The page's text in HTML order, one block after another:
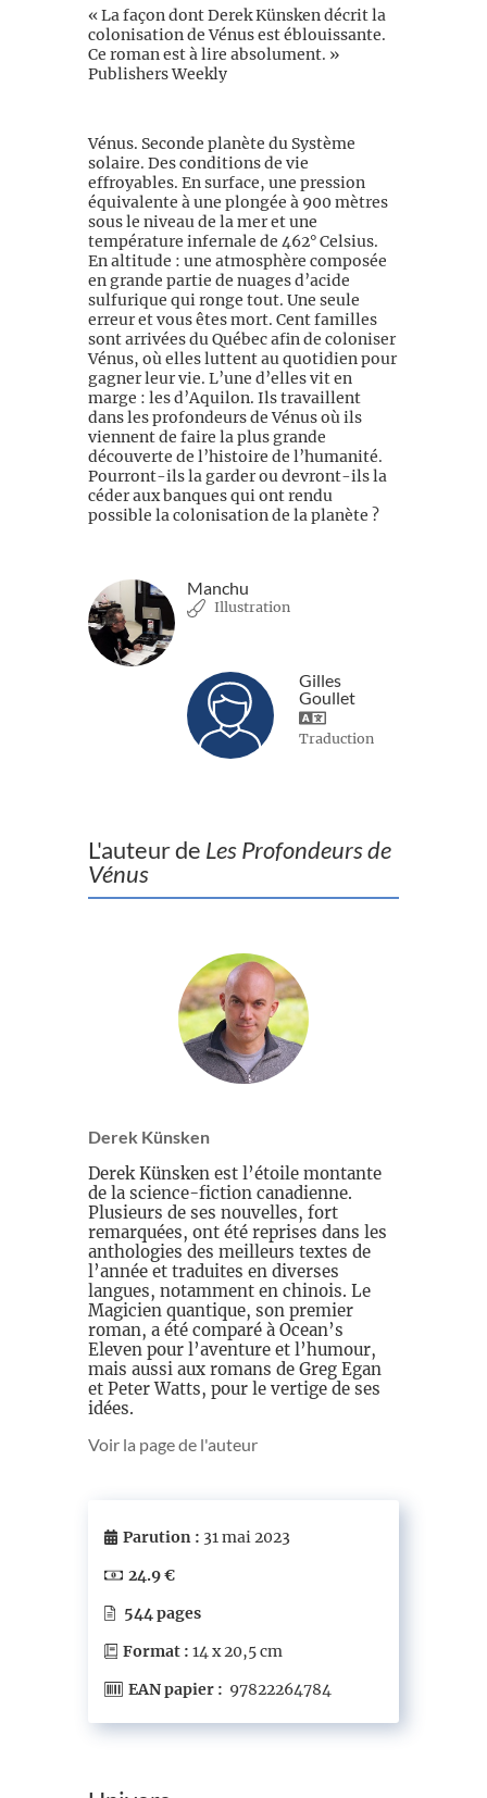
« La façon dont Derek Künsken décrit la
colonisation de Vénus est éblouissante.
Ce roman est à lire absolument. »
Publishers Weekly
Vénus. Seconde planète du Système
solaire. Des conditions de vie
effroyables. En surface, une pression
équivalente à une plongée à 900 mètres
sous le niveau de la mer et une
température infernale de 462° Celsius.
En altitude : une atmosphère composée
en grande partie de nuages d’acide
sulfurique qui ronge tout. Une seule
erreur et vous êtes mort. Cent familles
sont arrivées du Québec afin de coloniser
Vénus, où elles luttent au quotidien pour
gagner leur vie. L’une d’elles vit en
marge : les d’Aquilon. Ils travaillent
dans les profondeurs de Vénus où ils
viennent de faire la plus grande
découverte de l’histoire de l’humanité.
Pourront-ils la garder ou devront-ils la
céder aux banques qui ont rendu
possible la colonisation de la planète ?
Manchu
Illustration
Gilles
Goullet
Traduction
L'auteur de Les Profondeurs de
Vénus
Derek Künsken
Derek Künsken est l’étoile montante
de la science-fiction canadienne.
Plusieurs de ses nouvelles, fort
remarquées, ont été reprises dans les
anthologies des meilleurs textes de
l’année et traduites en diverses
langues, notamment en chinois. Le
Magicien quantique, son premier
roman, a été comparé à Ocean’s
Eleven pour l’aventure et l’humour,
mais aussi aux romans de Greg Egan
et Peter Watts, pour le vertige de ses
idées.
Voir la page de l'auteur
Parution : 31 mai 2023
24.9 €
544 pages
Format : 14 x 20,5 cm
EAN papier : ‎ 97822264784